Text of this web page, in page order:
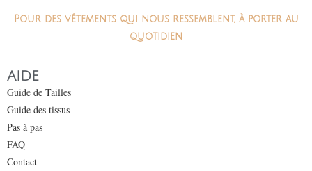
Pour des vêtements qui nous ressemblent, à porter au
quotidien
AIDE
Guide de Tailles
Guide des tissus
Pas à pas
FAQ
Contact